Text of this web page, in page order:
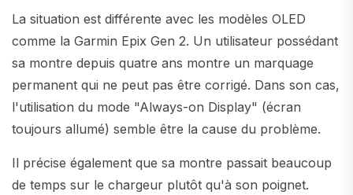
La situation est différente avec les modèles OLED
comme la Garmin Epix Gen 2. Un utilisateur possédant
sa montre depuis quatre ans montre un marquage
permanent qui ne peut pas être corrigé. Dans son cas,
l'utilisation du mode "Always-on Display" (écran
toujours allumé) semble être la cause du problème.
Il précise également que sa montre passait beaucoup
de temps sur le chargeur plutôt qu'à son poignet.